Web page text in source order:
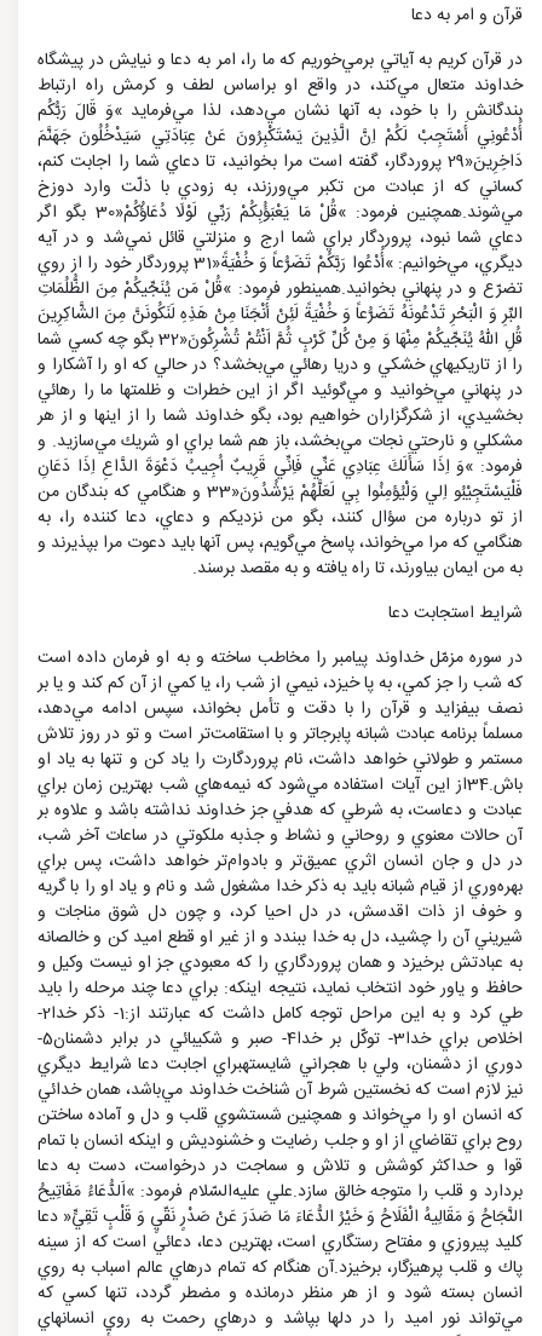
قرآن و امر به دعا
در قرآن كريم به آياتي برمي‌خوريم كه ما را، امر به دعا و نيايش در پيشگاه
خداوند متعال مي‌كند، در واقع او براساس لطف و كرمش راه ارتباط
بندگانش را با خود، به آنها نشان مي‌دهد، لذا مي‌فرمايد »وَ قَالَ رَبُّكُم
أُدْعُونِي أَسْتَجِبْ لَكُمْ اِنَّ الَّذِينَ يَسْتَكْبِرُونَ عَنْ عِبَادَتِي سَيَدْخُلُونَ جَهَنَّمَ
دَاخِرِينَ«29 پروردگار، گفته است مرا بخوانيد، تا دعاي شما را اجابت كنم،
كساني كه از عبادت من تكبر مي‌ورزند، به زودي با ذلّت وارد دوزخ
مي‌شوند.همچنين فرمود: »قُلْ مَا يَعْبَؤُبِكُمْ رَبِّي لَوْلَا دُعَاؤُكُمْ«30 بگو اگر
دعاي شما نبود، پروردگار براي شما ارج و منزلتي قائل نمي‌شد و در آيه
ديگري، مي‌خوانيم: »أُدْعُوا رَبَّكُمْ تَضَرُّعاً وَ خُفْيَةً«31 پروردگار خود را از روي
تضرّع و در پنهاني بخوانيد.همينطور فرمود: »قُلْ مَن يُنَجِّيكُمْ مِنَ الظُّلُمَاتِ
البِّرِ وَ الْبَحْرِ تَدْعُونَهُ تَضَرُّعاً وَ خُفْيَةً لَئِنْ أَنْجَنَا مِنْ هَذِهِ لَنَكُونَنَّ مِنَ الشَّاكِرِينَ
قُلِ اللهُ يُنَجِّيكُمْ مِنْهَا وَ مِنْ كُلِّ كَرْبٍ ثُمَّ اَنْتُمْ تُشْرِكُونَ«32 بگو چه كسي شما
را از تاريكيهاي خشكي و دريا رهائي مي‌بخشد؟ در حالي كه او را آشكارا و
در پنهاني مي‌خوانيد و مي‌گوئيد اگر از اين خطرات و ظلمتها ما را رهائي
بخشيدي، از شكرگزاران خواهيم بود، بگو خداوند شما را از اينها و از هر
مشكلي و نارحتي نجات مي‌بخشد، باز هم شما براي او شريك مي‌سازيد. و
فرمود: »وَ اِذَا سَأَلَكَ عِبَادِي عَنِّي فَاِنِّي قَرِيبٌ اُجِيبُ دَعْوَةَ الدَّاعِ اِذَا دَعَانِ
فَلْيَسْتَجِيْبُو اِلي وَلْيُؤمِنُوا بِي لَعَلَّهُمْ يَرْشُدُونَ«33 و هنگامي كه بندگان من
از تو درباره من سؤال كنند، بگو من نزديكم و دعاي، دعا كننده را، به
هنگامي كه مرا مي‌خواند، پاسخ مي‌گويم، پس آنها بايد دعوت مرا بپذيرند و
به من ايمان بياورند، تا راه يافته و به مقصد برسند.
شرايط استجابت دعا
در سوره مزمّل خداوند پيامبر را مخاطب ساخته و به او فرمان داده است
كه شب را جز كمي، به پا خيزد، نيمي از شب را، يا كمي از آن كم كند و يا بر
نصف بيفزايد و قرآن را با دقت و تأمل بخواند، سپس ادامه مي‌دهد،
مسلماً برنامه عبادت شبانه پابرجاتر و با استقامت‌تر است و تو در روز تلاش
مستمر و طولاني خواهد داشت، نام پروردگارت را ياد كن و تنها به ياد او
باش.34از اين آيات استفاده مي‌شود كه نيمه‌هاي شب بهترين زمان براي
عبادت و دعاست، به شرطي كه هدفي جز خداوند نداشته باشد و علاوه بر
آن حالات معنوي و روحاني و نشاط و جذبه ملكوتي در ساعات آخر شب،
در دل و جان انسان اثري عميق‌تر و بادوام‌تر خواهد داشت، پس براي
بهره‌وري از قيام شبانه بايد به ذكر خدا مشغول شد و نام و ياد او را با گريه
و خوف از ذات اقدسش، در دل احيا كرد، و چون دل شوق مناجات و
شيريني آن را چشيد، دل به خدا ببندد و از غير او قطع اميد كن و خالصانه
به عبادتش برخيزد و همان پروردگاري را كه معبودي جز او نيست وكيل و
حافظ و ياور خود انتخاب نمايد، نتيجه اينكه: براي دعا چند مرحله را بايد
طي كرد و به اين مراحل توجه كامل داشت كه عبارتند از:1- ذكر خدا2-
اخلاص براي خدا3- توكّل بر خدا4- صبر و شكيبائي در برابر دشمنان5-
دوري از دشمنان، ولي با هجراني شايستهبراي اجابت دعا شرايط ديگري
نيز لازم است كه نخستين شرط آن شناخت خداوند مي‌باشد، همان خدائي
كه انسان او را مي‌خواند و همچنين شستشوي قلب و دل و آماده ساختن
روح براي تقاضاي از او و جلب رضايت و خشنوديش و اينكه انسان با تمام
قوا و حداكثر كوشش و تلاش و سماجت در درخواست، دست به دعا
بردارد و قلب را متوجه خالق سازد.علي عليه‌السّلام فرمود: »اَلدُّعَاءُ مَفَاتِيحُ
النَّجَاحُ وَ مَقَالِيهُ الْفَلَاحُ وَ خَيْرُ الدُّعَاءَ مَا صَدَرَ عَنْ صَدْرٍ نَقّيٍ وَ قَلْبٍ تَقِيٍّ« دعا
كليد پيروزي و مفتاح رستگاري است، بهترين دعا، دعائي است كه از سينه
پاك و قلب پرهيزگار، برخيزد.آن هنگام كه تمام درهاي عالم اسباب به روي
انسان بسته شود و از هر منظر درمانده و مضطر گردد، تنها كسي كه
مي‌تواند نور اميد را در دلها بپاشد و درهاي رحمت به روي انسانهاي